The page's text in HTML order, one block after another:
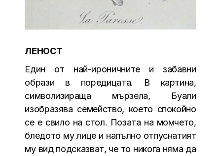
ЛЕНОСТ
Един от най-ироничните и забавни
образи в поредицата. В картина,
символизираща мързела, Буали
изобразява семейство, което спокойно
се е свило на стол. Позата на момчето,
бледото му лице и напълно отпуснатият
му вид подсказват, че то никога няма да